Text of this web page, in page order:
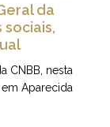
da
sociais,
CNBB, nesta
Aparecida